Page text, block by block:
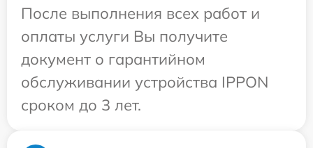
После выполнения всех работ и
оплаты услуги Вы получите
документ о гарантийном
обслуживании устройства IPPON
сроком до 3 лет.